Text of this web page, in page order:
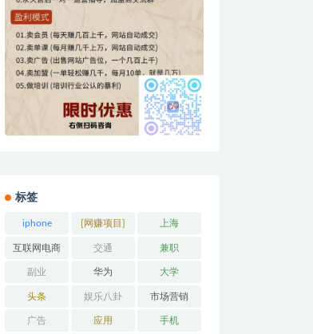
标签
iphone [网赚项目] 上海
互联网电商 交通 兼职
副业 华为 大学
头条 娱乐八卦 市场营销
广告 应用 手机